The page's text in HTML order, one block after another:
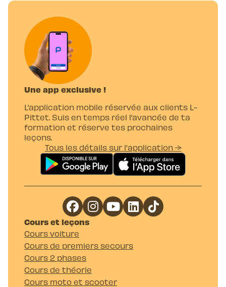
Une app exclusive !
L’application mobile réservée aux clients L-
Pittet. Suis en temps réel l’avancée de ta
formation et réserve tes prochaines
leçons.
Tous les détails sur l'application →
Cours et leçons
Cours voiture
Cours de premiers secours
Cours 2 phases
Cours de théorie
Cours moto et scooter